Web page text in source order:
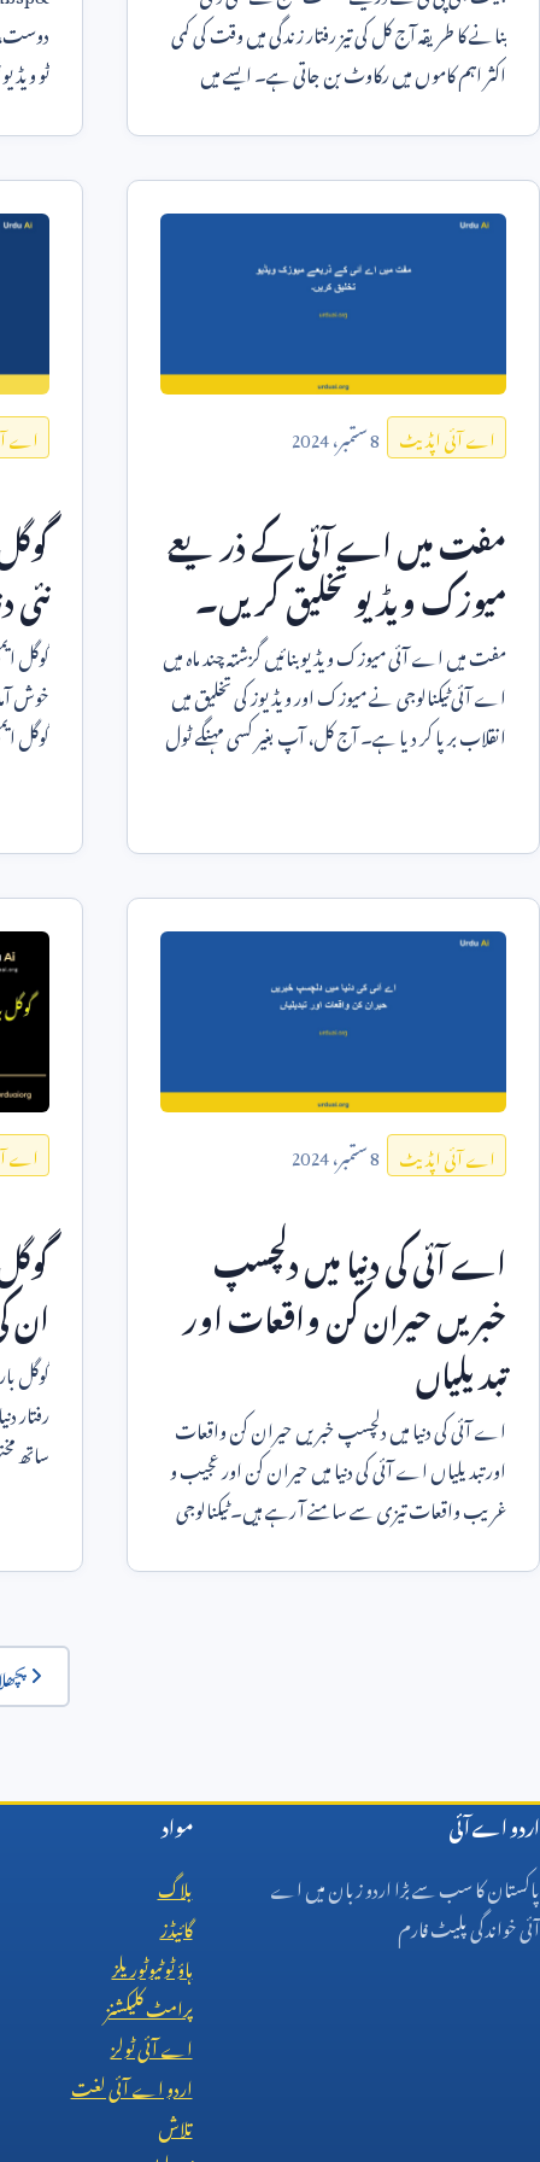
بنانے کا طریقہ آج کل کی تیز رفتار زندگی میں وقت کی کمی
اکثر اہم کاموں میں رکاوٹ بن جاتی ہے۔ ایسے میں
ٹو
اے آئی اپڈیٹ 8ستمبر،2024
مفت میں اے آئی کے ذریعے
میوزک ویڈیو تخلیق کریں۔
مفت میں اے آئی میوزک ویڈیو بنائیں گزشتہ چند ماہ میں
اے آئی ٹیکنالوجی نے میوزک اور ویڈیوز کی تخلیق میں
انقلاب برپا کر دیا ہے۔ آج کل، آپ بغیر کسی مہنگے ٹول
اے
گوگل
خوش
گوگل
اے آئی اپڈیٹ 8ستمبر،2024
اے آئی کی دنیا میں دلچسپ
خبریں حیران کن واقعات اور
تبدیلیاں
اے آئی کی دنیا میں دلچسپ خبریں حیران کن واقعات
اور تبدیلیاں اے آئی کی دنیا میں حیران کن اور عجیب و
غریب واقعات تیزی سے سامنے آ رہے ہیں۔ ٹیکنالوجی
اے
ان
گوگل
رفتار
ساتھ
پچھلا
اردو اے آئی
پاکستان کا سب سے بڑا اردو زبان میں اے
آئی خواندگی پلیٹ فارم
مواد
بلاگ
گائیڈز
ہاؤ ٹو ٹیوٹوریلز
پرامٹ کلیکشنز
اے آئی ٹولز
اردو اے آئی لغت
تلاش